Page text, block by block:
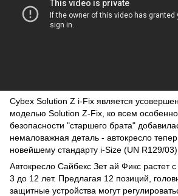
Cybex Solution Z i-Fix является
моделью Solution Z-Fix, ко всем
безопасности "старшего брата"
немаловажная деталь - автокресло
новейшему стандарту i-Size (UN R129/03)
Автокресло Сайбекс Зет ай Фикс растет
3 до 12 лет. Предлагая 12 позиций,
защитные устройства могут